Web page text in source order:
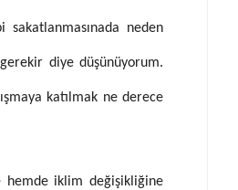
neden
diye düşünüyorum.
katılmak ne derece
hemde iklim değişikliğine